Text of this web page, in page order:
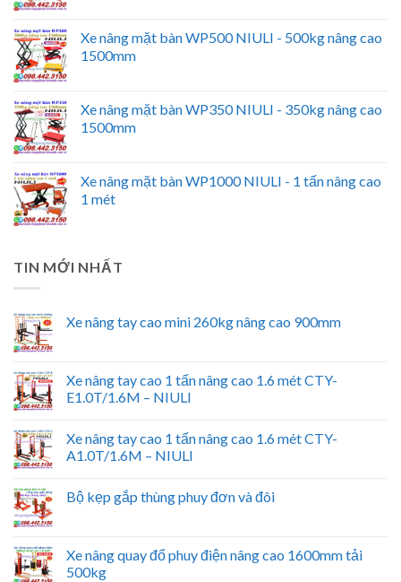
Xe nâng mặt bàn WP500 NIULI - 500kg nâng cao
1500mm
Xe nâng mặt bàn WP350 NIULI - 350kg nâng cao
1500mm
Xe nâng mặt bàn WP1000 NIULI - 1 tấn nâng cao
1 mét
TIN MỚI NHẤT
Xe nâng tay cao mini 260kg nâng cao 900mm
Xe nâng tay cao 1 tấn nâng cao 1.6 mét CTY-
E1.0T/1.6M – NIULI
Xe nâng tay cao 1 tấn nâng cao 1.6 mét CTY-
A1.0T/1.6M – NIULI
Bộ kẹp gắp thùng phuy đơn và đôi
Xe nâng quay đổ phuy điện nâng cao 1600mm tải
500kg